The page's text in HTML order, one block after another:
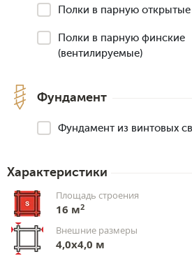
Полки в парную открытые
Полки в парную финские
(вентилируемые)
Фундамент
Фундамент из винтовых
Характеристики
Площадь строения
16 м2
Внешние размеры
4,0x4,0 м